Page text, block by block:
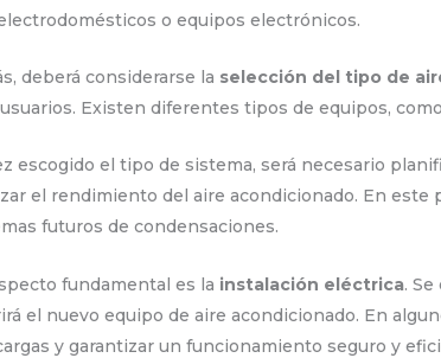
o equipos electrónicos.
deberá considerarse la selección del tipo de
Existen diferentes tipos de equipos,
escogido el tipo de sistema, será necesario
el rendimiento del aire acondicionado. En
futuros de condensaciones.
fundamental es la instalación eléctrica.
el nuevo equipo de aire acondicionado. En
y garantizar un funcionamiento seguro y